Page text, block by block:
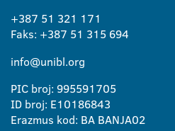
+387 51 321 171
Faks: +387 51 315 694
info@unibl.org
PIC broj: 995591705
ID broj: E10186843
Erazmus kod: BA BANJA02